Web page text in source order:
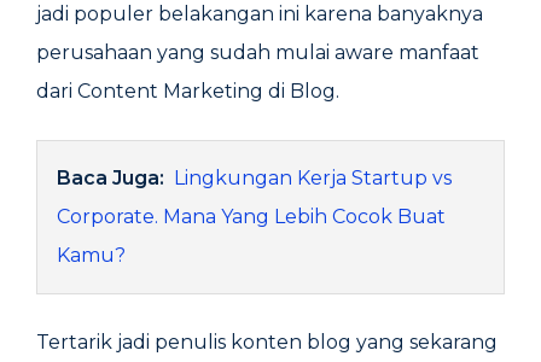
jadi populer belakangan ini karena banyaknya
perusahaan yang sudah mulai aware manfaat
dari Content Marketing di Blog.
Baca Juga:
Lingkungan Kerja Startup vs
Corporate. Mana Yang Lebih Cocok Buat
Kamu?
Tertarik jadi penulis konten blog yang sekarang